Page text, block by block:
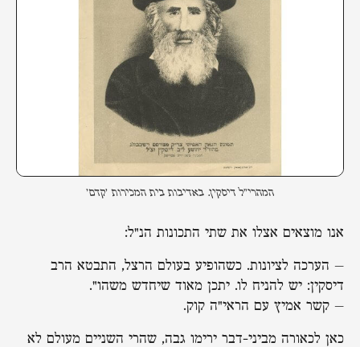
המהרי"ל דיסקין. באדיבות בית המכירות 'קדם'
אנו מוצאים אצלו את שתי התכונות הנ"ל:
– הערכה לציונות. כשהופיע בעולם הרצל, התבטא הרב
דיסקין: יש להניח לו. יתכן מאוד שיחדש משהו״.
– קשר אמיץ עם הראי"ה קוק.
כאן לכאורה מביני-דבר ירימו גבה, שהרי השניים מעולם לא